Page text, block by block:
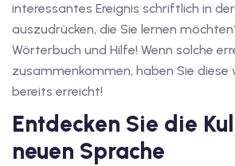
A1
Deutschkurse mit
mit Gutschein
interessantes Ereignis schriftlich in
auszudrücken, die Sie lernen
Wörterbuch und Hilfe! Wenn solche
zusammenkommen, haben Sie diese
bereits erreicht!
Entdecken Sie die
neuen Sprache